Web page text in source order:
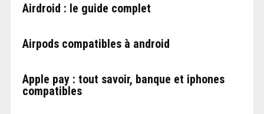
Airdroid : le guide complet
Airpods compatibles à android
Apple pay : tout savoir, banque et iphones
compatibles